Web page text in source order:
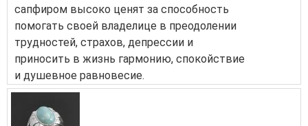
сапфиром высоко ценят за способность
помогать своей владелице в преодолении
трудностей, страхов, депрессии и
приносить в жизнь гармонию, спокойствие
и душевное равновесие.